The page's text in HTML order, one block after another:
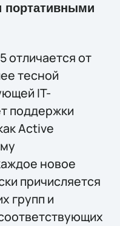
портативными
отличается от
тесной
IT-
поддержки
Active
новое
причисляется
групп и